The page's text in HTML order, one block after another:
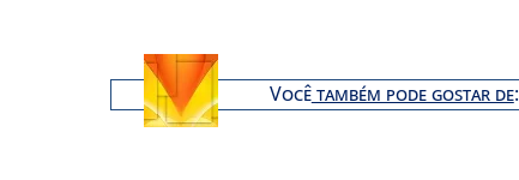
Vocêtambém pode gostar de: